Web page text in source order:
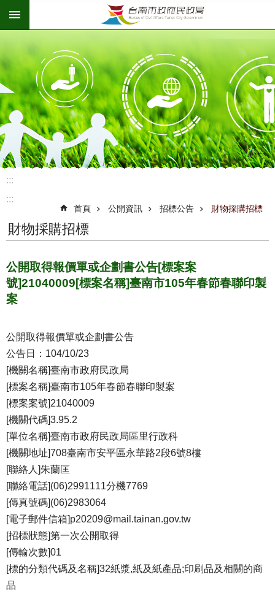
跳到主要內容區塊
:::
:::
首頁 公開資訊 招標公告 財物採購招標
財物採購招標
公開取得報價單或企劃書公告[標案案
號]21040009[標案名稱]臺南市105年春節春聯印製
案
公開取得報價單或企劃書公告
公告日：104/10/23
[機關名稱]臺南市政府民政局
[標案名稱]臺南市105年春節春聯印製案
[標案案號]21040009
[機關代碼]3.95.2
[單位名稱]臺南市政府民政局區里行政科
[機關地址]708臺南市安平區永華路2段6號8樓
[聯絡人]朱蘭匡
[聯絡電話](06)2991111分機7769
[傳真號碼](06)2983064
[電子郵件信箱]p20209@mail.tainan.gov.tw
[招標狀態]第一次公開取得
[傳輸次數]01
[標的分類代碼及名稱]32紙漿,紙及紙產品;印刷品及相關的商
品